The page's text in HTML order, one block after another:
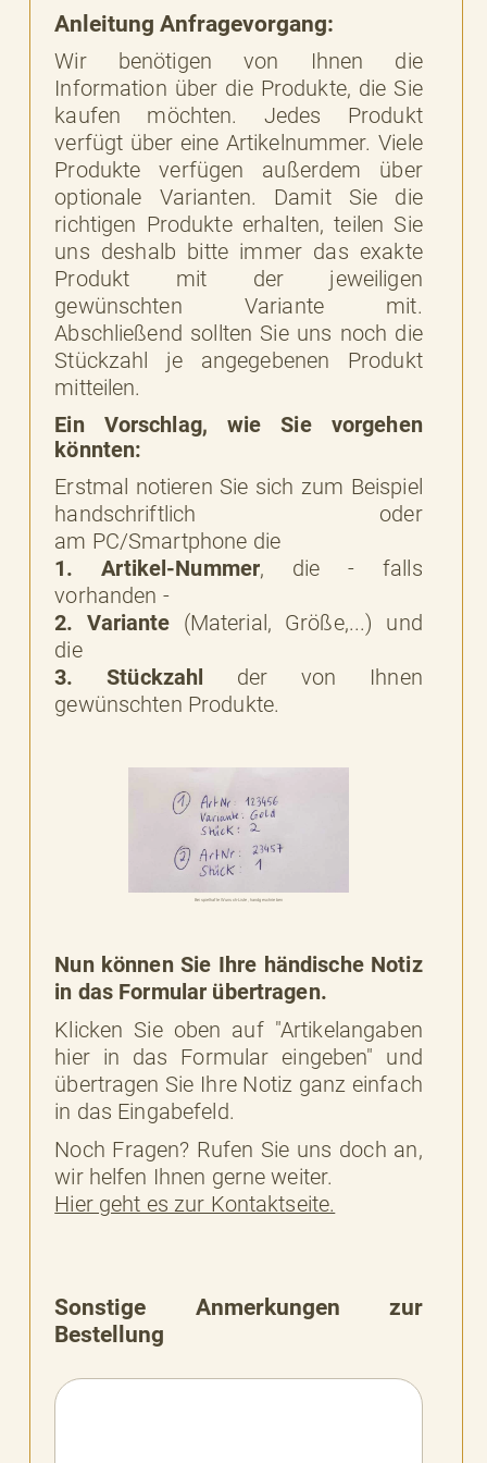
Anleitung Anfragevorgang:
Wir benötigen von Ihnen die
Information über die Produkte, die Sie
kaufen möchten. Jedes Produkt
verfügt über eine Artikelnummer. Viele
Produkte verfügen außerdem über
optionale Varianten. Damit Sie die
richtigen Produkte erhalten, teilen Sie
uns deshalb bitte immer das exakte
Produkt mit der jeweiligen
gewünschten Variante mit.
Abschließend sollten Sie uns noch die
Stückzahl je angegebenen Produkt
mitteilen.
Ein Vorschlag, wie Sie vorgehen
könnten:
Erstmal notieren Sie sich zum Beispiel
handschriftlich oder
am PC/Smartphone die
1. Artikel-Nummer, die - falls
vorhanden -
2. Variante (Material, Größe,...) und
die
3. Stückzahl der von Ihnen
gewünschten Produkte.
Beispielhafte Wunsch-Liste, handgeschrieben
Nun können Sie Ihre händische Notiz
in das Formular übertragen.
Klicken Sie oben auf "Artikelangaben
hier in das Formular eingeben" und
übertragen Sie Ihre Notiz ganz einfach
in das Eingabefeld.
Noch Fragen? Rufen Sie uns doch an,
wir helfen Ihnen gerne weiter.
Hier geht es zur Kontaktseite.
Sonstige Anmerkungen zur
Bestellung